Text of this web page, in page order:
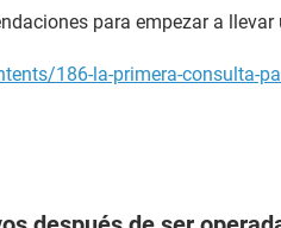
para empezar a
186-la-primera-consulta-